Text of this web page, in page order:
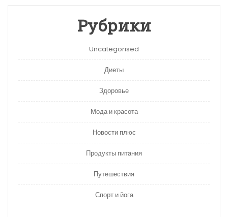
Рубрики
Uncategorised
Диеты
Здоровье
Мода и красота
Новости плюс
Продукты питания
Путешествия
Спорт и йога